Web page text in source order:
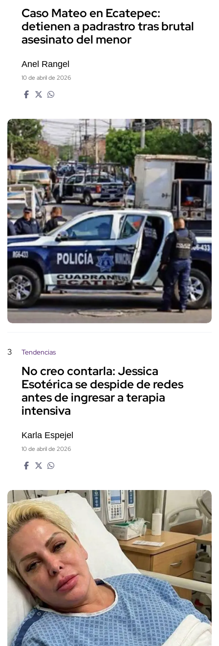
Caso Mateo en Ecatepec:
detienen a padrastro tras brutal
asesinato del menor
Anel Rangel
10 de abril de 2026
3 Tendencias
No creo contarla: Jessica
Esotérica se despide de redes
antes de ingresar a terapia
intensiva
Karla Espejel
10 de abril de 2026